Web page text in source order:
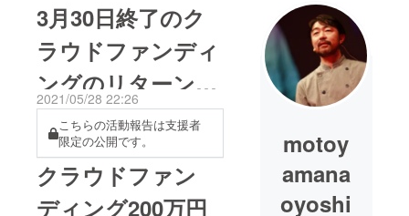
3月30日終了のク
ラウドファンディ
ングのリターンに
つきまして
2021/05/28 22:26
こちらの活動報告は支援者
限定の公開です。
クラウドファン
ディング200万円
motoy
amana
oyoshi